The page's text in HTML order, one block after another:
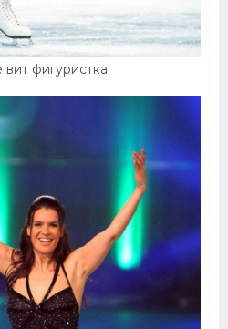
вит фигуристка